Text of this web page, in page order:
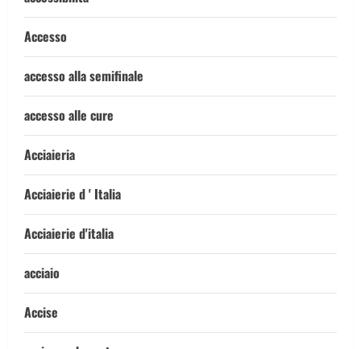
Accesso
accesso alla semifinale
accesso alle cure
Acciaieria
Acciaierie d ' Italia
Acciaierie d'italia
acciaio
Accise